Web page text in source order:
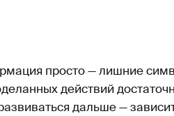
просто — лишние
действий
дальше —